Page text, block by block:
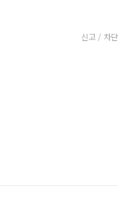
신고 / 차단